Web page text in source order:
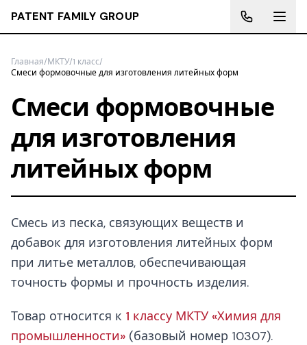
PATENT FAMILY GROUP
Главная/МКТУ/1 класс/
Смеси формовочные для изготовления литейных форм
Смеси формовочные
для изготовления
литейных форм
Смесь из песка, связующих веществ и
добавок для изготовления литейных форм
при литье металлов, обеспечивающая
точность формы и прочность изделия.
Товар относится к 1 классу МКТУ «Химия для
промышленности» (базовый номер 10307).